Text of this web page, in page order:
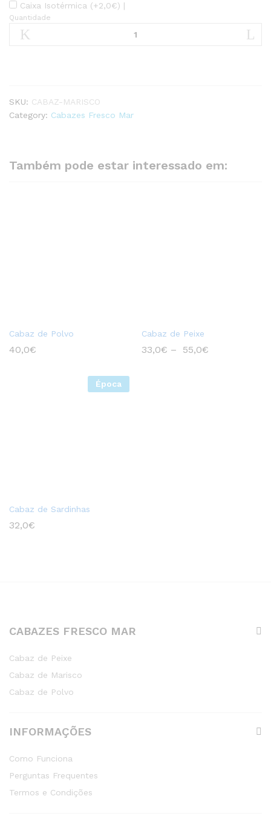
Caixa Isotérmica (+2,0€) |
Quantidade
SKU: CABAZ-MARISCO
Category: Cabazes Fresco Mar
Também pode estar interessado em:
Cabaz de Polvo
40,0€
Cabaz de Peixe
33,0€ – 55,0€
Época
Cabaz de Sardinhas
32,0€
CABAZES FRESCO MAR
Cabaz de Peixe
Cabaz de Marisco
Cabaz de Polvo
INFORMAÇÕES
Como Funciona
Perguntas Frequentes
Termos e Condições